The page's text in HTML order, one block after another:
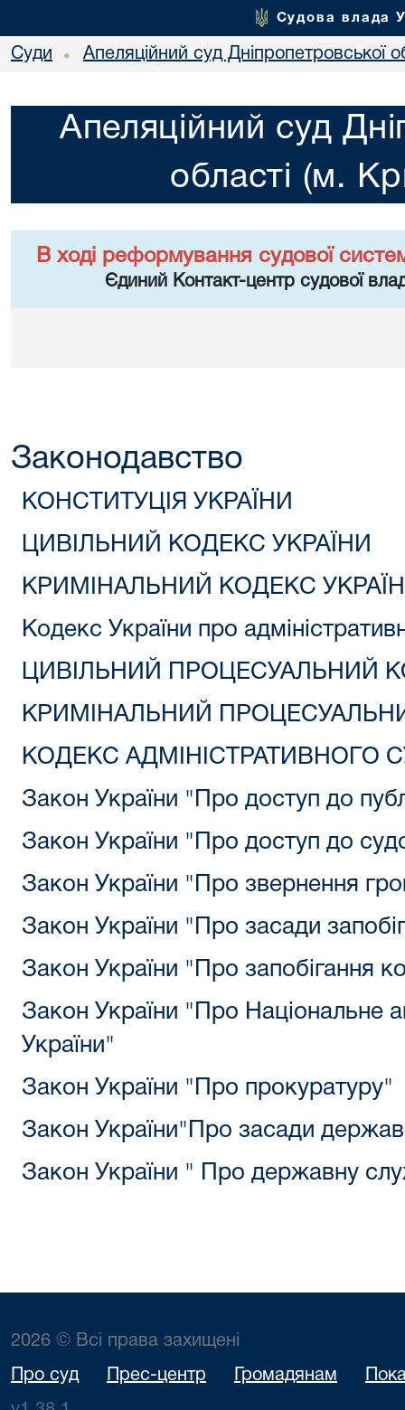
Судова влада
Суди • Апеляційний суд Дніпропетровської
Апеляційний суд
області (м.
В ході реформування судової
Єдиний Контакт-центр судової
Законодавство
КОНСТИТУЦІЯ УКРАЇНИ
ЦИВІЛЬНИЙ КОДЕКС УКРАЇНИ
КРИМІНАЛЬНИЙ КОДЕКС
Кодекс України про
ЦИВІЛЬНИЙ ПРОЦЕСУАЛЬНИЙ
КРИМІНАЛЬНИЙ
КОДЕКС АДМІНІСТРАТИВНОГО
Закон України "Про доступ до
Закон України "Про доступ до
Закон України "Про звернення
Закон України "Про засади
Закон України "Про запобігання
Закон України "Про Національне
України"
Закон України "Про прокуратуру"
Закон України" Про засади
Закон України " Про державну
2026 © Всі права захищені
Про суд Прес-центр Громадянам